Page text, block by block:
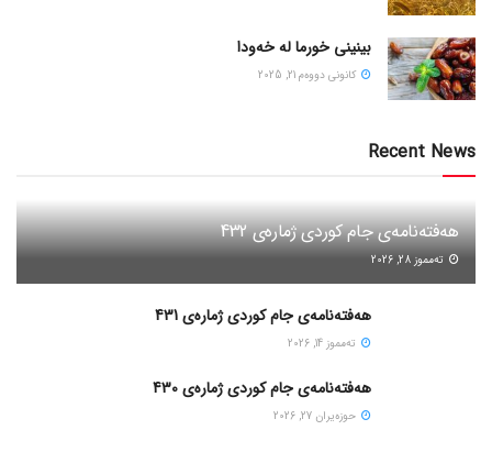
بینینی خورما لە خەودا
كانونی دووه‌م 21, 2025
Recent News
هەفتەنامەی جام کوردی ژمارەی 432
ته‌مموز 28, 2026
هەفتەنامەی جام کوردی ژمارەی 431
ته‌مموز 14, 2026
هەفتەنامەی جام کوردی ژمارەی 430
حوزه‌یران 27, 2026